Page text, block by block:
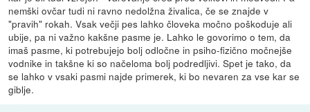
nemški ovčar tudi ni ravno nedolžna živalica, če se znajde v
"pravih" rokah. Vsak večji pes lahko človeka močno poškoduje ali
ubije, pa ni važno kakšne pasme je. Lahko le govorimo o tem, da
imaš pasme, ki potrebujejo bolj odločne in psiho-fizično močnejše
vodnike in takšne ki so načeloma bolj podredljivi. Spet je tako, da
se lahko v vsaki pasmi najde primerek, ki bo nevaren za vse kar se
giblje.